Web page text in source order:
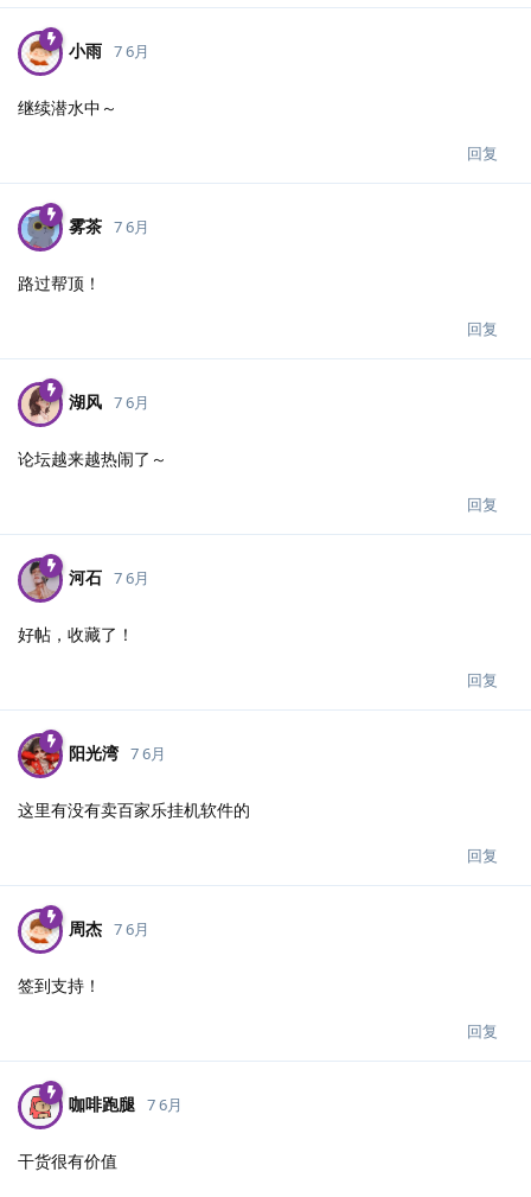
小雨 7 6月
继续潜水中～
回复
雾茶 7 6月
路过帮顶！
回复
湖风 7 6月
论坛越来越热闹了～
回复
河石 7 6月
好帖，收藏了！
回复
阳光湾 7 6月
这里有没有卖百家乐挂机软件的
回复
周杰 7 6月
签到支持！
回复
咖啡跑腿 7 6月
干货很有价值